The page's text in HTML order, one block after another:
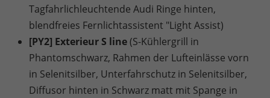
Tagfahrlichleuchtende Audi Ringe hinten,
blendfreies Fernlichtassistent "Light Assist)
[PY2] Exterieur S line(S-Kühlergrill in
Phantomschwarz, Rahmen der Lufteinlässe vorn
in Selenitsilber, Unterfahrschutz in Selenitsilber,
Diffusor hinten in Schwarz matt mit Spange in